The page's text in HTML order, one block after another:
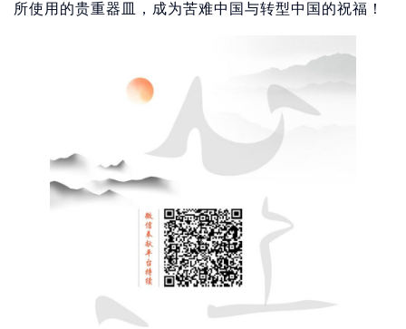
所使用的贵重器皿，成为苦难中国与转型中国的祝福！